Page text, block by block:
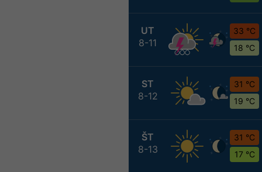
UT
8-11
33 °C
18 °C
ST
8-12
31 °C
19 °C
ŠT
8-13
31 °C
17 °C